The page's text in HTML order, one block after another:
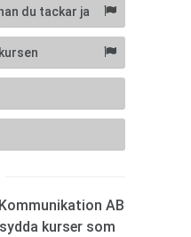
du tackar ja
AB
kurser som